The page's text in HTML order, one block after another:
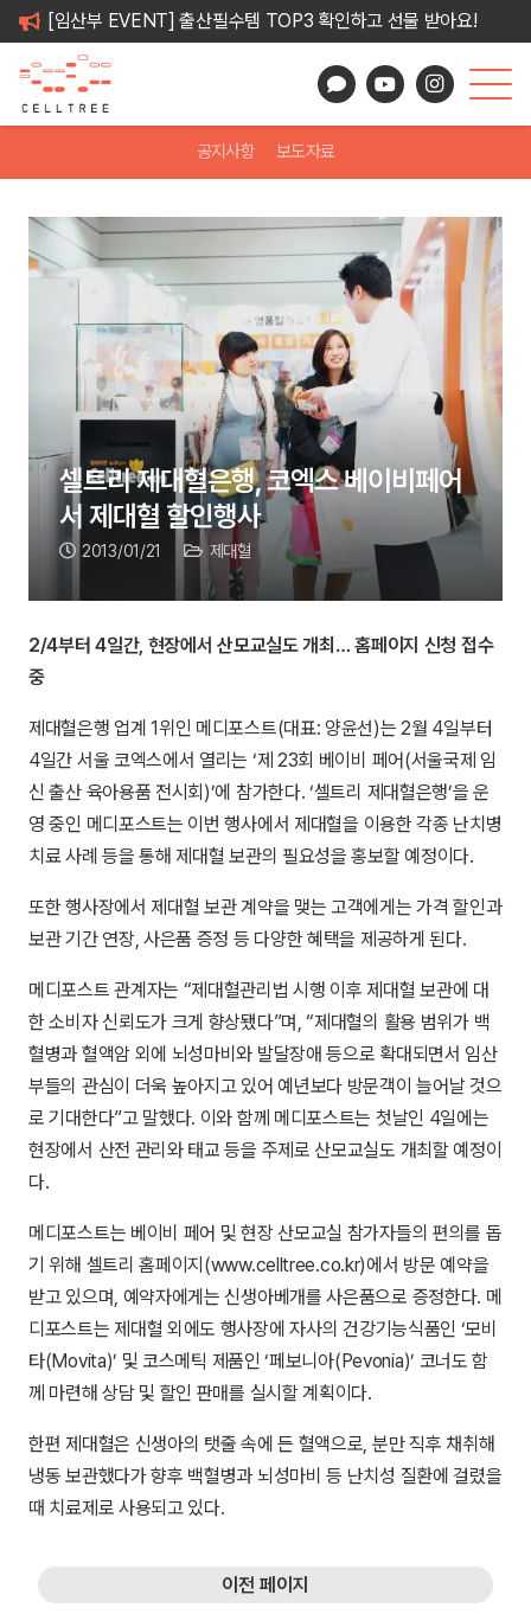
[임산부 EVENT] 출산필수템 TOP3 확인하고 선물 받아요!
공지사항 보도자료
셀트리 제대혈은행, 코엑스 베이비페어
서 제대혈 할인행사
2013/01/21 제대혈
2/4부터 4일간, 현장에서 산모교실도 개최… 홈페이지 신청 접수
중
제대혈은행 업계 1위인 메디포스트(대표: 양윤선)는 2월 4일부터
4일간 서울 코엑스에서 열리는 ‘제 23회 베이비 페어(서울국제 임
신 출산 육아용품 전시회)’에 참가한다. ‘셀트리 제대혈은행’을 운
영 중인 메디포스트는 이번 행사에서 제대혈을 이용한 각종 난치병
치료 사례 등을 통해 제대혈 보관의 필요성을 홍보할 예정이다.
또한 행사장에서 제대혈 보관 계약을 맺는 고객에게는 가격 할인과
보관 기간 연장, 사은품 증정 등 다양한 혜택을 제공하게 된다.
메디포스트 관계자는 “제대혈관리법 시행 이후 제대혈 보관에 대
한 소비자 신뢰도가 크게 향상됐다”며, “제대혈의 활용 범위가 백
혈병과 혈액암 외에 뇌성마비와 발달장애 등으로 확대되면서 임산
부들의 관심이 더욱 높아지고 있어 예년보다 방문객이 늘어날 것으
로 기대한다”고 말했다. 이와 함께 메디포스트는 첫날인 4일에는
현장에서 산전 관리와 태교 등을 주제로 산모교실도 개최할 예정이
다.
메디포스트는 베이비 페어 및 현장 산모교실 참가자들의 편의를 돕
기 위해 셀트리 홈페이지(www.celltree.co.kr)에서 방문 예약을
받고 있으며, 예약자에게는 신생아베개를 사은품으로 증정한다. 메
디포스트는 제대혈 외에도 행사장에 자사의 건강기능식품인 ‘모비
타(Movita)’ 및 코스메틱 제품인 ‘페보니아(Pevonia)’ 코너도 함
께 마련해 상담 및 할인 판매를 실시할 계획이다.
한편 제대혈은 신생아의 탯줄 속에 든 혈액으로, 분만 직후 채취해
냉동 보관했다가 향후 백혈병과 뇌성마비 등 난치성 질환에 걸렸을
때 치료제로 사용되고 있다.
이전 페이지